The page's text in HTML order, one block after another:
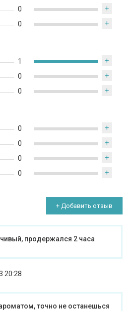
0 +
0 +
1 +
0 +
0 +
0 +
0 +
0 +
0 +
+ Добавить отзыв
продержался 2 часа
20:28
точно не останешься